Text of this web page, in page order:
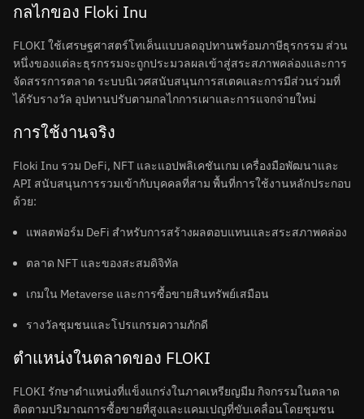
กลไกของ Floki Inu
FLOKI ใช้เศรษฐศาสตร์โทเค็นแบบลดอุปทานพร้อมภาษีธุรกรรม ส่วน
หนึ่งของแต่ละธุรกรรมจะถูกประมวลผลเข้าสู่สระสภาพคล่องและการ
จัดสรรการตลาด ระบบนิเวศสนับสนุนการสเตคและการมีส่วนร่วมที่
ได้รับรางวัล อุปทานปรับตามกลไกการเผาและการแจกจ่ายใหม่
การใช้งานจริง
Floki Inu รวม DeFi, NFT และแอปพลิเคชันเกม เครื่องมือพัฒนาและ
API สนับสนุนการรวมเข้ากับบุคคลที่สาม พื้นที่การใช้งานหลักประกอบ
ด้วย:
แพลตฟอร์ม DeFi สำหรับการสร้างผลตอบแทนและสระสภาพคล่อง
ตลาด NFT และของสะสมดิจิทัล
เกมใน Metaverse และการซื้อขายสินทรัพย์เสมือน
รางวัลชุมชนและโปรแกรมความภักดี
ตำแหน่งในตลาดของ FLOKI
FLOKI รักษาตำแหน่งที่แข็งแกร่งในภาคเหรียญมีม กิจกรรมในตลาด
ติดตามปริมาณการซื้อขายที่สูงและแคมเปญที่ขับเคลื่อนโดยชุมชน